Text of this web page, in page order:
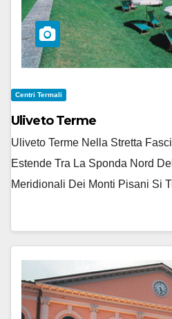
Centri Termali
Uliveto Terme
Uliveto Terme Nella Stretta
Estende Tra La Sponda Nord
Meridionali Dei Monti Pisani Si